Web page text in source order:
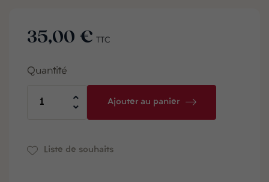
35,00 € TTC
Quantité
Ajouter au panier
Liste de souhaits